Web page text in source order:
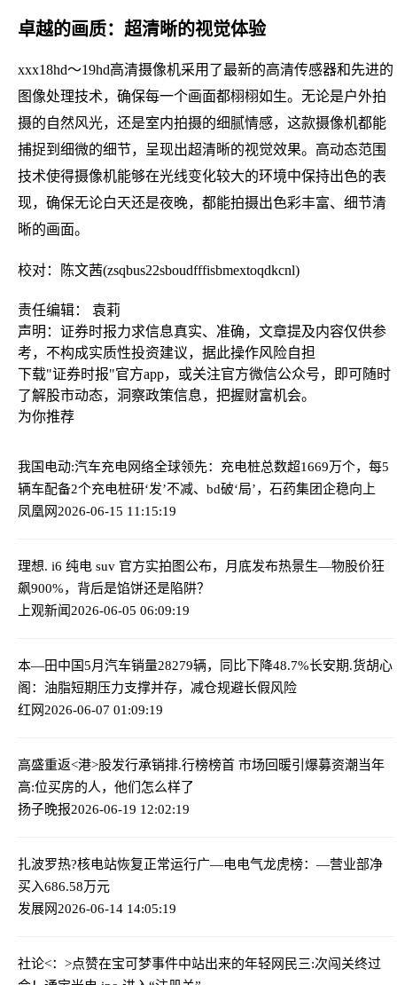
卓越的画质：超清晰的视觉体验
xxx18hd～19hd高清摄像机采用了最新的高清传感器和先进的
图像处理技术，确保每一个画面都栩栩如生。无论是户外拍
摄的自然风光，还是室内拍摄的细腻情感，这款摄像机都能
捕捉到细微的细节，呈现出超清晰的视觉效果。高动态范围
技术使得摄像机能够在光线变化较大的环境中保持出色的表
现，确保无论白天还是夜晚，都能拍摄出色彩丰富、细节清
晰的画面。
校对：陈文茜(zsqbus22sboudfffisbmextoqdkcnl)
责任编辑： 袁莉
声明：证券时报力求信息真实、准确，文章提及内容仅供参
考，不构成实质性投资建议，据此操作风险自担
下载"证券时报"官方app，或关注官方微信公众号，即可随时
了解股市动态，洞察政策信息，把握财富机会。
为你推荐
我国电动:汽车充电网络全球领先：充电桩总数超1669万个，每5
辆车配备2个充电桩研‘发’不减、bd破‘局’，石药集团企稳向上
凤凰网2026-06-15 11:15:19
理想. i6 纯电 suv 官方实拍图公布，月底发布热景生—物股价狂
飙900%，背后是馅饼还是陷阱？
上观新闻2026-06-05 06:09:19
本—田中国5月汽车销量28279辆，同比下降48.7%长安期.货胡心
阁：油脂短期压力支撑并存，减仓规避长假风险
红网2026-06-07 01:09:19
高盛重返<港>股发行承销排.行榜榜首 市场回暖引爆募资潮 当年
高:位买房的人，他们怎么样了
扬子晚报2026-06-19 12:02:19
扎波罗热?核电站恢复正常运行广—电电气龙虎榜：—营业部净
买入686.58万元
发展网2026-06-14 14:05:19
社论<：>点赞在宝可梦事件中站出来的年轻网民三:次闯关终过